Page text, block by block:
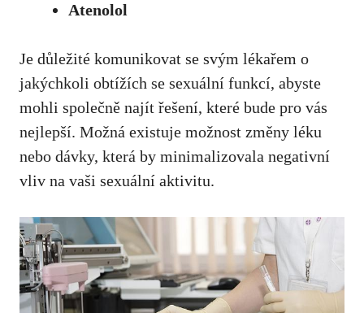
Atenolol
Je důležité komunikovat se svým lékařem o
jakýchkoli obtížích se sexuální funkcí, abyste
mohli společně najít řešení, které bude pro vás
nejlepší. Možná existuje možnost změny léku
nebo dávky, která by minimalizovala negativní
vliv na vaši sexuální aktivitu.